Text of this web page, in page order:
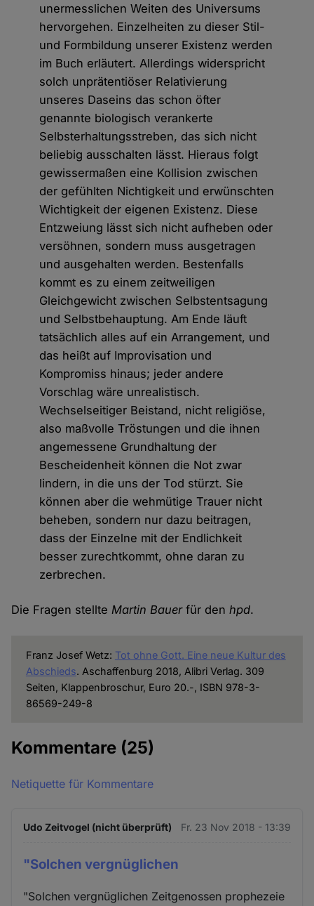
unermesslichen Weiten des Universums
hervorgehen. Einzelheiten zu dieser Stil-
und Formbildung unserer Existenz werden
im Buch erläutert. Allerdings widerspricht
solch unprätentiöser Relativierung
unseres Daseins das schon öfter
genannte biologisch verankerte
Selbsterhaltungsstreben, das sich nicht
beliebig ausschalten lässt. Hieraus folgt
gewissermaßen eine Kollision zwischen
der gefühlten Nichtigkeit und erwünschten
Wichtigkeit der eigenen Existenz. Diese
Entzweiung lässt sich nicht aufheben oder
versöhnen, sondern muss ausgetragen
und ausgehalten werden. Bestenfalls
kommt es zu einem zeitweiligen
Gleichgewicht zwischen Selbstentsagung
und Selbstbehauptung. Am Ende läuft
tatsächlich alles auf ein Arrangement, und
das heißt auf Improvisation und
Kompromiss hinaus; jeder andere
Vorschlag wäre unrealistisch.
Wechselseitiger Beistand, nicht religiöse,
also maßvolle Tröstungen und die ihnen
angemessene Grundhaltung der
Bescheidenheit können die Not zwar
lindern, in die uns der Tod stürzt. Sie
können aber die wehmütige Trauer nicht
beheben, sondern nur dazu beitragen,
dass der Einzelne mit der Endlichkeit
besser zurechtkommt, ohne daran zu
zerbrechen.
Die Fragen stellte Martin Bauerfür denhpd.
Franz Josef Wetz: Tot ohne Gott. Eine neue Kultur des
Abschieds. Aschaffenburg 2018, Alibri Verlag. 309
Seiten, Klappenbroschur, Euro 20.-, ISBN 978-3-
86569-249-8
Kommentare (25)
Netiquette für Kommentare
Udo Zeitvogel (nicht überprüft) Fr. 23 Nov 2018 - 13:39
"Solchen vergnüglichen
"Solchen vergnüglichen Zeitgenossen prophezeie